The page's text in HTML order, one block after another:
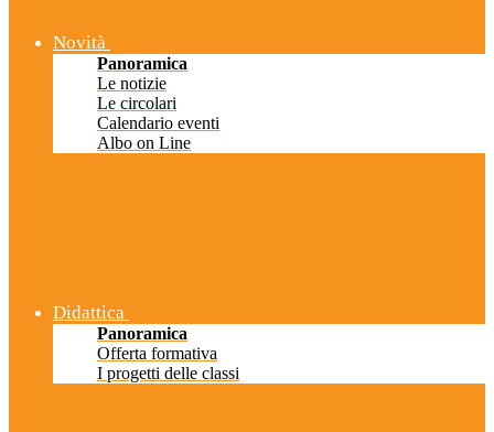
Novità
Panoramica
Le notizie
Le circolari
Calendario eventi
Albo on Line
Didattica
Panoramica
Offerta formativa
I progetti delle classi